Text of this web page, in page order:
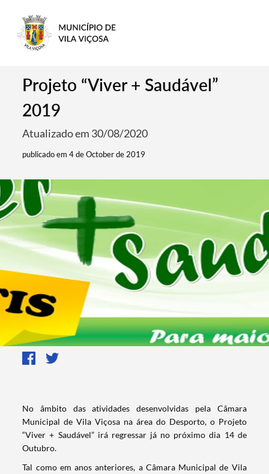
Projeto “Viver + Saudável”
2019
Atualizado em 30/08/2020
publicado em 4 de October de 2019
​No âmbito das atividades desenvolvidas pela Câmara
Municipal de Vila Viçosa na área do Desporto, o Projeto
“Viver + Saudável” irá regressar já no próximo dia 14 de
Outubro.
Tal como em anos anteriores, a Câmara Municipal de Vila